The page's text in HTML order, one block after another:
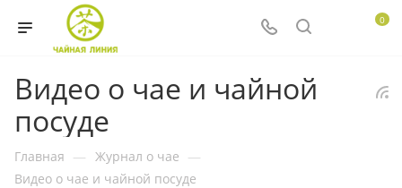
0
Видео о чае и чайной
посуде
Главная — Журнал о чае —
Видео о чае и чайной посуде